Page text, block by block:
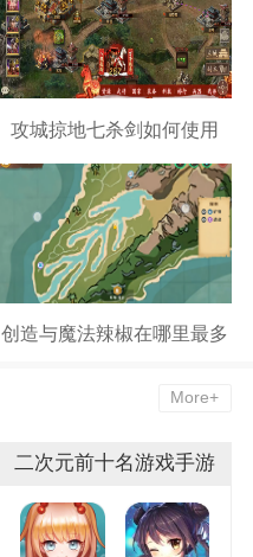
攻城掠地七杀剑如何使用
创造与魔法辣椒在哪里最多
More+
二次元前十名游戏手游